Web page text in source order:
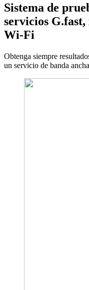
Sistema de
servicios
Wi-Fi
Obtenga siempre
un servicio de banda